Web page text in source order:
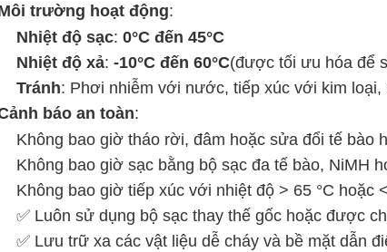
trường hoạt động:
Nhiệt độ sạc‌: ‌ 0°C đến 45°C
Nhiệt độ xả‌: ‌ -10°C đến 60°C(được tối ưu hóa để
Tránh: Phơi nhiễm với nước, tiếp xúc với kim
báo an toàn:
Không bao giờ tháo rời, đâm hoặc sửa đổi tế bào
Không bao giờ sạc bằng bộ sạc đa tế bào, NiMH
Không bao giờ tiếp xúc với nhiệt độ > 65 °C hoặc
✅ Luôn sử dụng bộ sạc thay thế gốc hoặc được
✅ Lưu trữ xa các vật liệu dễ cháy và bề mặt dẫn